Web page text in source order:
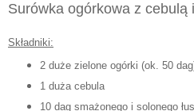
Surówka ogórkowa z cebulą
Składniki:
2 duże zielone ogórki (ok. 50
1 duża cebula
10 dag smażonego i solonego